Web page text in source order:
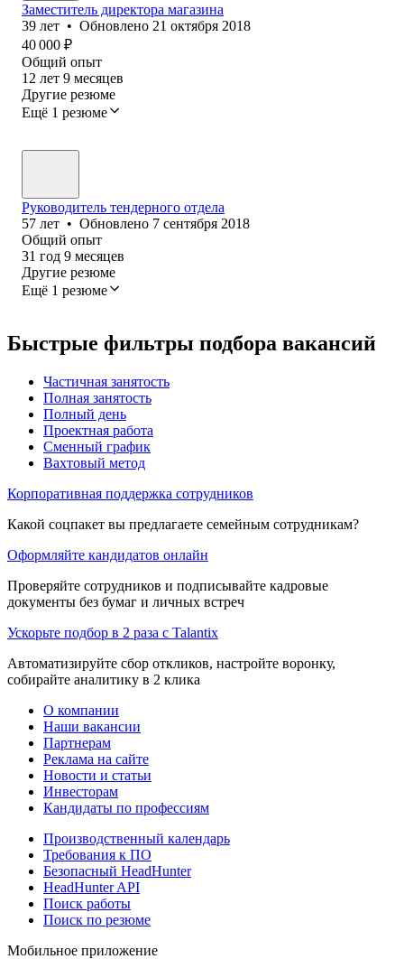
Заместитель директора магазина
39 лет • Обновлено 21 октября 2018
40 000 ₽
Общий опыт
12 лет 9 месяцев
Другие резюме
Ещё 1 резюме
Руководитель тендерного отдела
57 лет • Обновлено 7 сентября 2018
Общий опыт
31 год 9 месяцев
Другие резюме
Ещё 1 резюме
Быстрые фильтры подбора вакансий
Частичная занятость
Полная занятость
Полный день
Проектная работа
Сменный график
Вахтовый метод
Корпоративная поддержка сотрудников
Какой соцпакет вы предлагаете семейным сотрудникам?
Оформляйте кандидатов онлайн
Проверяйте сотрудников и подписывайте кадровые
документы без бумаг и личных встреч
Ускорьте подбор в 2 раза с Talantix
Автоматизируйте сбор откликов, настройте воронку,
собирайте аналитику в 2 клика
О компании
Наши вакансии
Партнерам
Реклама на сайте
Новости и статьи
Инвесторам
Кандидаты по профессиям
Производственный календарь
Требования к ПО
Безопасный HeadHunter
HeadHunter API
Поиск работы
Поиск по резюме
Мобильное приложение